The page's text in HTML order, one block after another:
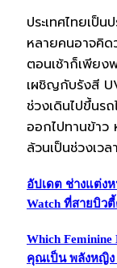
ประเทศไทยเป็
หลายคนอาจคิด
ตอนเช้าก็เพียง
เผชิญกับรังสี
ช่วงเดินไปขึ้นร
ออกไปทานข้าว
ล้วนเป็นช่วงเว
อัปเดต ช่างแต่งห
Watch ที่สายบิว
Which
คุณเป็น พลังหญิง